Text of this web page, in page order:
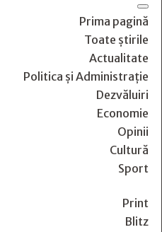
Prima pagină
Toate știrile
Actualitate
Politica și Administrație
Dezvăluiri
Economie
Opinii
Cultură
Sport
Print
Blitz